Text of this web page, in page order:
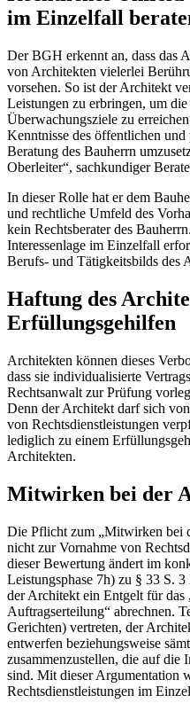
im Einzelfall
Der BGH erkennt an, dass das
von Architekten vielerlei
vorsehen. So ist der Architekt
Leistungen zu erbringen, um
Überwachungsziele zu
Kenntnisse des öffentlichen
Beratung des Bauherrn
Oberleiter“, sachkundiger
In dieser Rolle hat er dem
und rechtliche Umfeld des
kein Rechtsberater des
Interessenlage im Einzelfall
Berufs- und Tätigkeitsbilds des
Haftung des
Erfüllungsgehilfen
Architekten können dieses
dass sie individualisierte
Rechtsanwalt zur Prüfung
Denn der Architekt darf sich
von Rechtsdienstleistungen
lediglich zu einem
Architekten.
Mitwirken bei der
Die Pflicht zum „Mitwirken bei
nicht zur Vornahme von
dieser Bewertung ändert im
Leistungsphase 7h) zu § 33 S.
der Architekt ein Entgelt für
Auftragserteilung“ abrechnen.
Gerichten) vertreten, der
entwerfen beziehungsweise
zusammenzustellen, die auf die
sind. Mit dieser Argumentation
Rechtsdienstleistungen im